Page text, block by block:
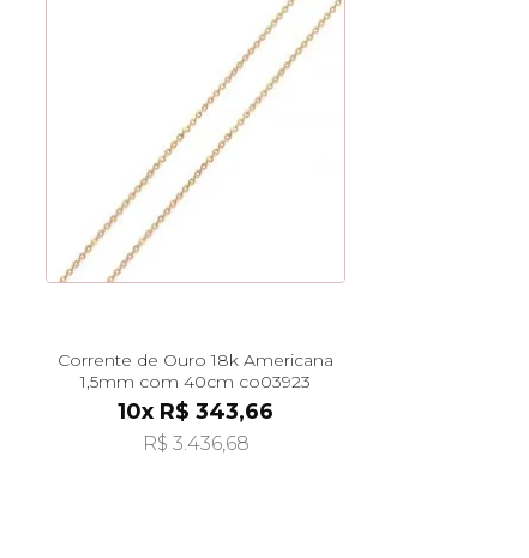
Corrente de Ouro 18k Americana
1,5mm com 40cm co03923
10x R$ 343,66
R$ 3.436,68